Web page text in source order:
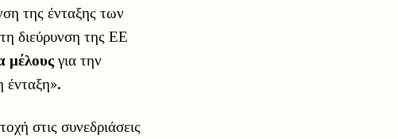
της ένταξης των
διεύρυνση της ΕΕ
μέλους για την
ένταξη».
στις συνεδριάσεις